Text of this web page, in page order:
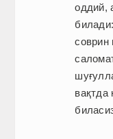
оддий,
соврин
вақтда